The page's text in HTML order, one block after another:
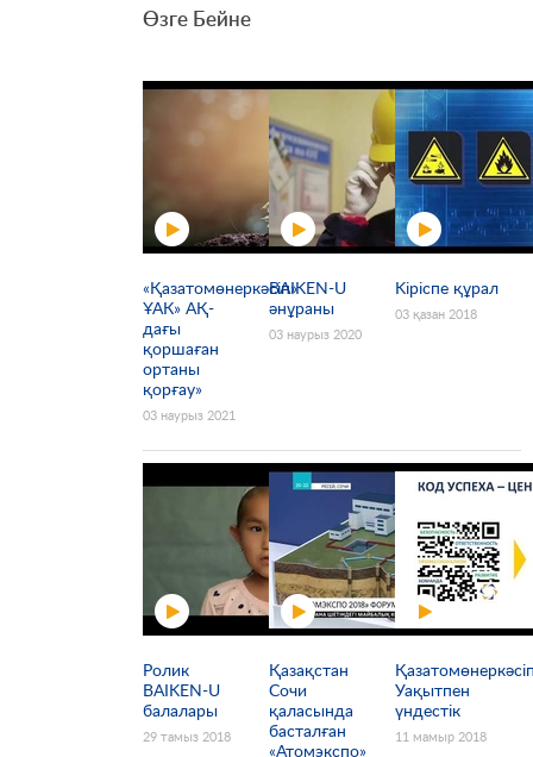
Өзге Бейне
«Қазатомөнеркәсіп»
ҰАК» АҚ-
дағы
қоршаған
ортаны
қорғау»
03 наурыз 2021
BAIKEN-U
әнұраны
03 наурыз 2020
Kіріспе құрал
03 қазан 2018
Ролик
BAIKEN-U
балалары
29 тамыз 2018
Қазақстан
Сочи
қаласында
басталған
«Атомэкспо»
Уақытпен
үндестік
11 мамыр 2018